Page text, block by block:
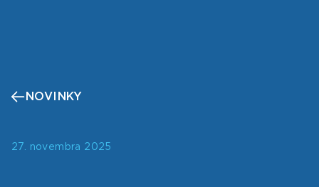
NOVINKY
27. novembra 2025